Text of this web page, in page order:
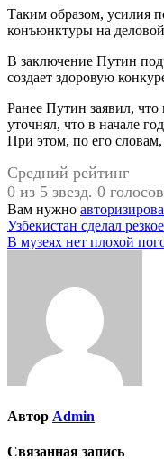
Таким образом, усилия
конъюнктуры на
В заключение Путин
создает здоровую
Ранее Путин заявил, что
уточнял, что в начале
При этом, по его
Средний рейтинг
0 из 5 звезд. 0
Вам нужно
Навигация
по
Узбекистан сделал
В музеях нет плохой
Автор Admin
Связанная запись